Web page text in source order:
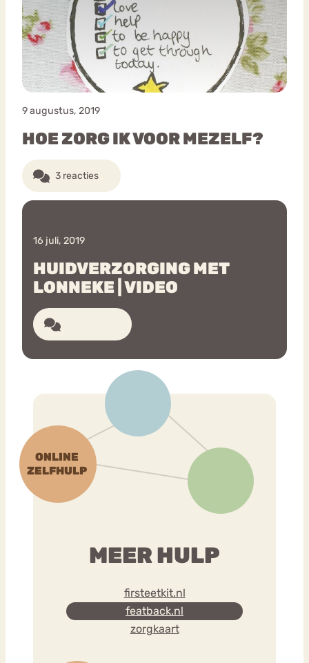
9 augustus, 2019
HOE ZORG IK VOOR MEZELF?
3 reacties
16 juli, 2019
HUIDVERZORGING MET
LONNEKE | VIDEO
MEER HULP
firsteetkit.nl
featback.nl
zorgkaart
Chat
Forum
Bouli
mia
Nerv
osa
Eetstoornis Anorexia Nervosa
Eetbuien
Orthorexia
Afvallen Angst